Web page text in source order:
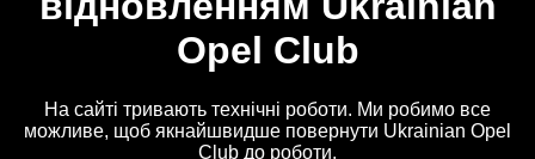
Opel Club
На сайті тривають технічні роботи. Ми робимо все
можливе, щоб якнайшвидше повернути Ukrainian Opel
Club до роботи.